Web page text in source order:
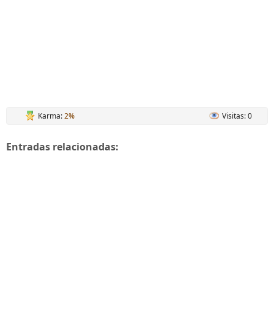
Karma:2% Visitas: 0
Entradas relacionadas: